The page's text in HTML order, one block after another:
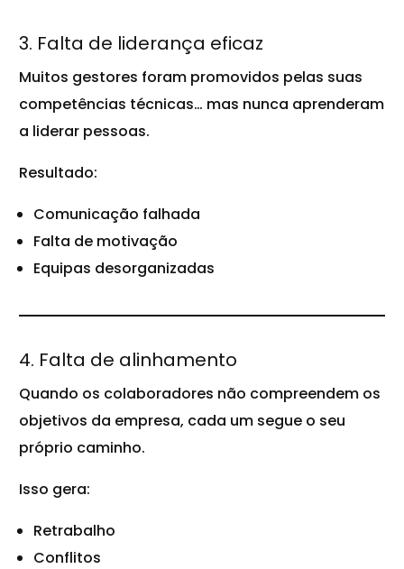
3. Falta de liderança eficaz
Muitos gestores foram promovidos pelas suas
competências técnicas… mas nunca aprenderam
a liderar pessoas.
Resultado:
Comunicação falhada
Falta de motivação
Equipas desorganizadas
4. Falta de alinhamento
Quando os colaboradores não compreendem os
objetivos da empresa, cada um segue o seu
próprio caminho.
Isso gera:
Retrabalho
Conflitos